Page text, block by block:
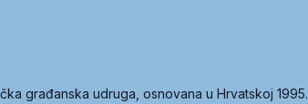
građanska udruga, osnovana u Hrvatskoj 1995.